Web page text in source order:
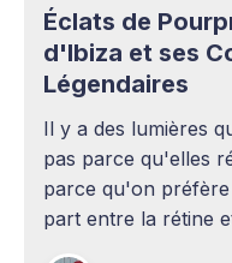
Éclats de
d'Ibiza et ses
Légendaires
Il y a des lumières
pas parce qu'elles
parce qu'on
part entre la rétine